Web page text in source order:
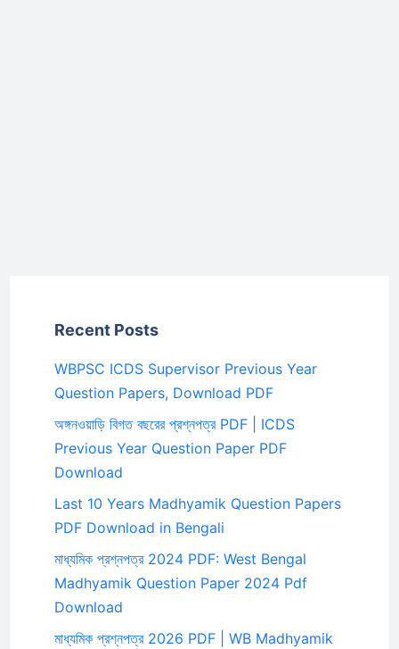
Recent Posts
WBPSC ICDS Supervisor Previous Year
Question Papers, Download PDF
অঙ্গনওয়াড়ি বিগত বছরের প্রশ্নপত্র PDF | ICDS
Previous Year Question Paper PDF
Download
Last 10 Years Madhyamik Question Papers
PDF Download in Bengali
মাধ্যমিক প্রশ্নপত্র 2024 PDF: West Bengal
Madhyamik Question Paper 2024 Pdf
Download
মাধ্যমিক প্রশ্নপত্র 2026 PDF | WB Madhyamik